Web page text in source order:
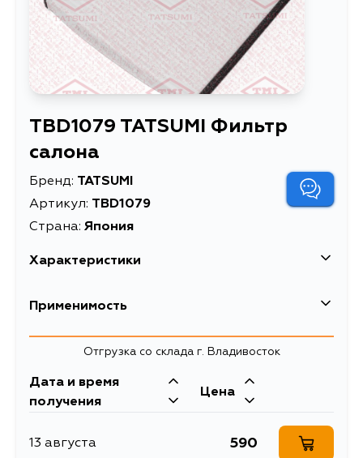
TBD1079 TATSUMI Фильтр
салона
Бренд: TATSUMI
Артикул: TBD1079
Страна: Япония
Характеристики
EAN-13
Фильтр салона
Товарная группа салонные фильтры
Применимость
Mitsubishi
Кузов Двигатель
Z25A, Z26A, Z27A, Z28A, Z27AG,
Отгрузка со склада г. Владивосток
Дата и время
получения
Цена
13 августа 590